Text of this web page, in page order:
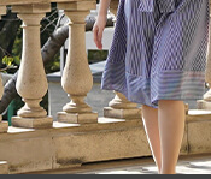
情報の公開
姉妹校のご紹介
研究所・センター